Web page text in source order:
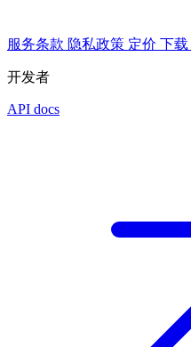
服务条款 隐私政策 定价 下载
开发者
API docs